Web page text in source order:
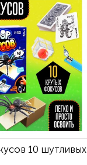
10 шутливых